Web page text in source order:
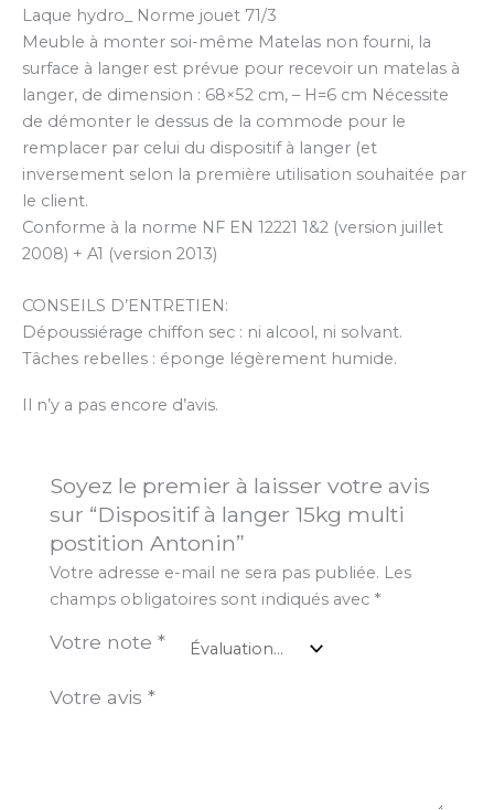
Laque hydro_ Norme jouet 71/3
Meuble à monter soi-même Matelas non fourni, la
surface à langer est prévue pour recevoir un matelas à
langer, de dimension : 68×52 cm, – H=6 cm Nécessite
de démonter le dessus de la commode pour le
remplacer par celui du dispositif à langer (et
inversement selon la première utilisation souhaitée par
le client.
Conforme à la norme NF EN 12221 1&2 (version juillet
2008) + A1 (version 2013)
CONSEILS D’ENTRETIEN:
Dépoussiérage chiffon sec : ni alcool, ni solvant.
Tâches rebelles : éponge légèrement humide.
Il n’y a pas encore d’avis.
Soyez le premier à laisser votre avis
sur “Dispositif à langer 15kg multi
postition Antonin”
Votre adresse e-mail ne sera pas publiée. Les
champs obligatoires sont indiqués avec *
Votre note*
Votre avis*